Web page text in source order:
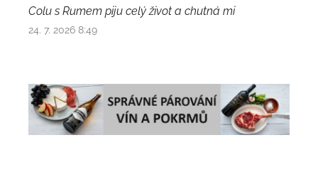
Colu s Rumem piju celý život a chutná mi
24. 7. 2026 8:49